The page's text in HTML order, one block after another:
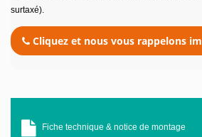
surtaxé).
Cliquez et nous vous rappelons
Fiche technique & notice de montage